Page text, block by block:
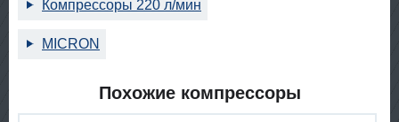
Компрессоры 220 л/мин
MICRON
Похожие компрессоры